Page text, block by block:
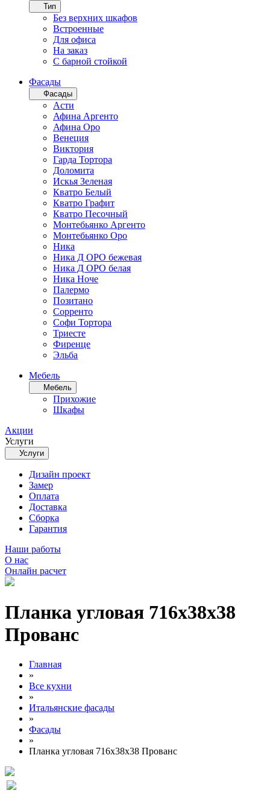
Тип
Без верхних шкафов
Встроенные
Для офиса
На заказ
С барной стойкой
Фасады
Фасады
Асти
Афина Аргенто
Афина Оро
Венеция
Виктория
Гарда Тортора
Доломита
Искья Зеленая
Кватро Белый
Кватро Графит
Кватро Песочный
Монтебьянко Аргенто
Монтебьянко Оро
Ника
Ника Д ОРО бежевая
Ника Д ОРО белая
Ника Ноче
Палермо
Позитано
Сорренто
Софи Тортора
Триесте
Фиренце
Эльба
Мебель
Мебель
Прихожие
Шкафы
Акции
Услуги
Услуги
Дизайн проект
Замер
Оплата
Доставка
Сборка
Гарантия
Наши работы
О нас
Онлайн расчет
Планка угловая 716х38х38
Прованс
Главная
»
Все кухни
»
Итальянские фасады
»
Фасады
»
Планка угловая 716х38х38 Прованс